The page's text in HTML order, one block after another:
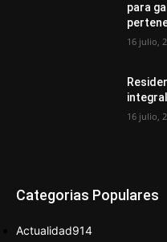
para
16 julio,
16 julio,
Categorias Populares
Actualidad914